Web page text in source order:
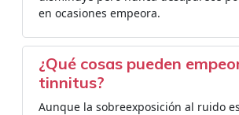
en ocasiones empeora.
¿Qué cosas pueden
tinnitus?
Aunque la sobreexposición al ruido